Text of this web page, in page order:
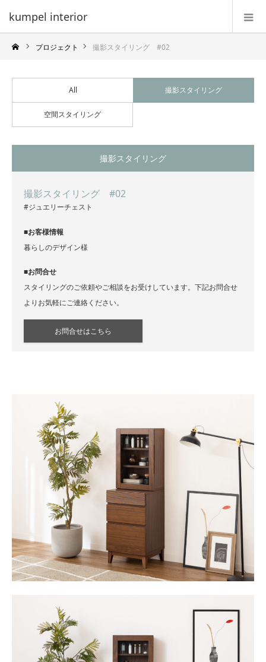
kumpel interior
プロジェクト 撮影スタイリング #02
All 撮影スタイリング
空間スタイリング
撮影スタイリング
撮影スタイリング #02
#ジュエリーチェスト
■お客様情報
暮らしのデザイン様
■お問合せ
スタイリングのご依頼やご相談をお受けしています。下記お問合せ
よりお気軽にご連絡ください。
お問合せはこちら